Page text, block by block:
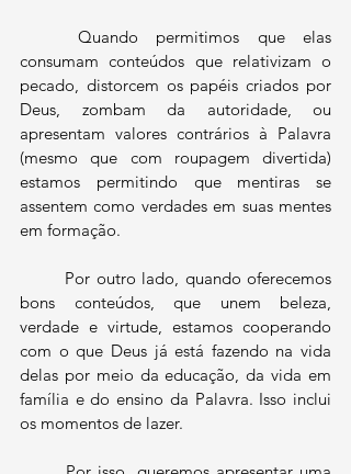
consumam conteúdos que relativizam o
pecado, distorcem os papéis criados por
Deus, zombam da autoridade, ou
apresentam valores contrários à Palavra
(mesmo que com roupagem divertida)
estamos permitindo que mentiras se
assentem como verdades em suas mentes
em formação.
bons conteúdos, que unem beleza,
verdade e virtude, estamos cooperando
com o que Deus já está fazendo na vida
delas por meio da educação, da vida em
família e do ensino da Palavra. Isso inclui
os momentos de lazer.